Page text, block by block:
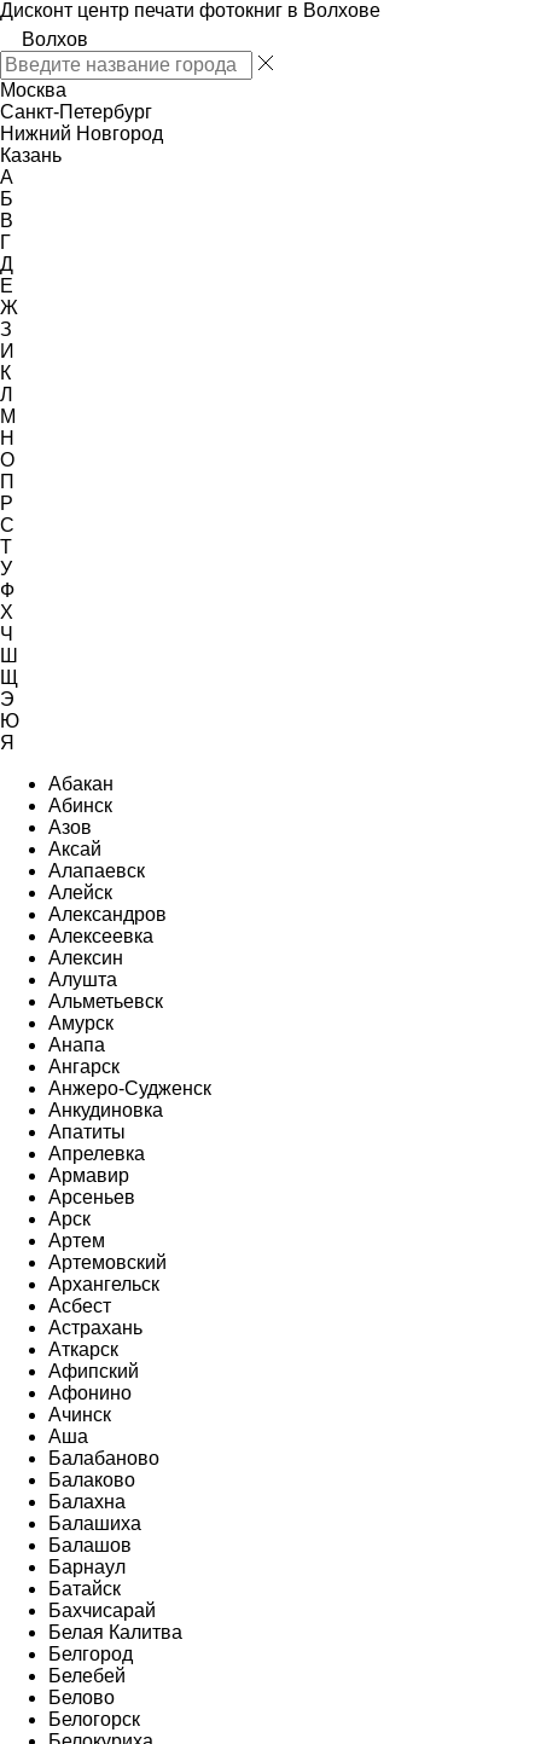
Дисконт центр печати фотокниг в Волхове
Волхов
Москва
Санкт-Петербург
Нижний Новгород
Казань
А
Б
В
Г
Д
Е
Ж
З
И
К
Л
М
Н
О
П
Р
С
Т
У
Ф
Х
Ч
Ш
Щ
Э
Ю
Я
Абакан
Абинск
Азов
Аксай
Алапаевск
Алейск
Александров
Алексеевка
Алексин
Алушта
Альметьевск
Амурск
Анапа
Ангарск
Анжеро-Судженск
Анкудиновка
Апатиты
Апрелевка
Армавир
Арсеньев
Арск
Артем
Артемовский
Архангельск
Асбест
Астрахань
Аткарск
Афипский
Афонино
Ачинск
Аша
Балабаново
Балаково
Балахна
Балашиха
Балашов
Барнаул
Батайск
Бахчисарай
Белая Калитва
Белгород
Белебей
Белово
Белогорск